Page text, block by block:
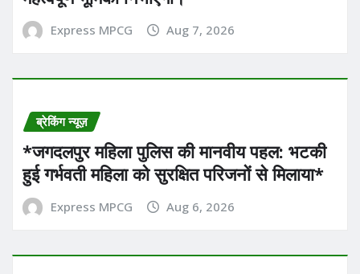
Express MPCG Aug 7, 2026
ब्रेकिंग न्यूज़
*​जगदलपुर महिला पुलिस की मानवीय पहल: भटकी
हुई गर्भवती महिला को सुरक्षित परिजनों से मिलाया*
Express MPCG Aug 6, 2026